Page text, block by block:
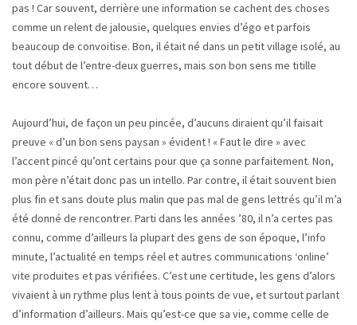
pas ! Car souvent, derrière une information se cachent des choses
comme un relent de jalousie, quelques envies d’égo et parfois
beaucoup de convoitise. Bon, il était né dans un petit village isolé, au
tout début de l’entre-deux guerres, mais son bon sens me titille
encore souvent…
Aujourd’hui, de façon un peu pincée, d’aucuns diraient qu’il faisait
preuve « d’un bon sens paysan » évident ! « Faut le dire » avec
l’accent pincé qu’ont certains pour que ça sonne parfaitement. Non,
mon père n’était donc pas un intello. Par contre, il était souvent bien
plus fin et sans doute plus malin que pas mal de gens lettrés qu’il m’a
été donné de rencontrer. Parti dans les années ’80, il n’a certes pas
connu, comme d’ailleurs la plupart des gens de son époque, l’info
minute, l’actualité en temps réel et autres communications ‘online’
vite produites et pas vérifiées. C’est une certitude, les gens d’alors
vivaient à un rythme plus lent à tous points de vue, et surtout parlant
d’information d’ailleurs. Mais qu’est-ce que sa vie, comme celle de